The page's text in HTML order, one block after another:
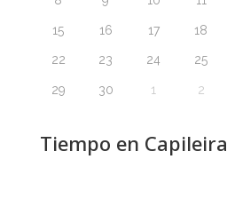
15 16 17 18
22 23 24 25
29 30 1 2
Tiempo en Capileira